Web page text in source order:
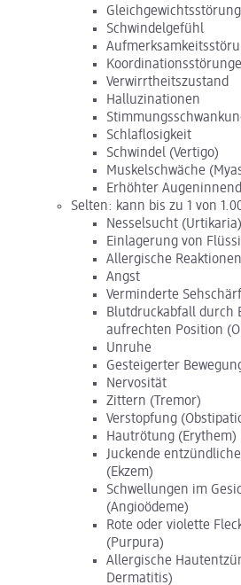
Schwindelgefühl
Verwirrtheitszustand
Halluzinationen
Schlaflosigkeit
Schwindel (Vertigo)
Muskelschwäche
Erhöhter
Selten: kann bis zu 1 von
Nesselsucht (Urtikaria)
Einlagerung von
Allergische Reaktionen
Angst
Verminderte
Blutdruckabfall durch
aufrechten Position
Unruhe
Gesteigerter
Nervosität
Zittern (Tremor)
Verstopfung
Hautrötung (Erythem)
Juckende
(Ekzem)
Schwellungen im
(Angioödeme)
Rote oder violette
(Purpura)
Allergische
Dermatitis)